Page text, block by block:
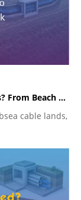
What Happens After a Subsea Cable Lands? From Beach Manhole to the Terrestrial Fiber Network
cable lands,